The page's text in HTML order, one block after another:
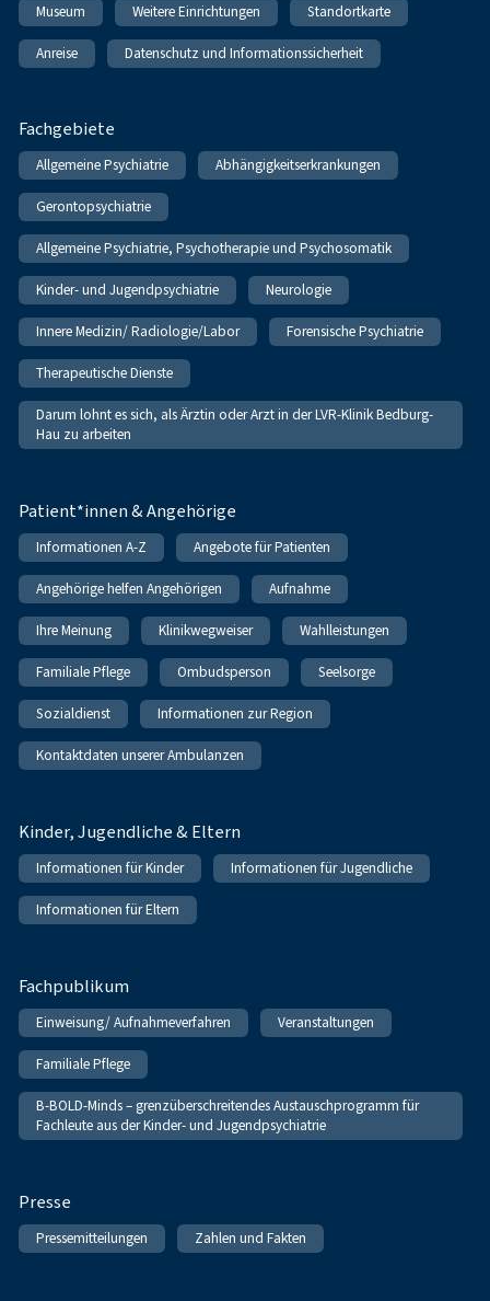
Museum Weitere Einrichtungen Standortkarte
Anreise Datenschutz und Informationssicherheit
Fachgebiete
Allgemeine Psychiatrie Abhängigkeitserkrankungen
Gerontopsychiatrie
Allgemeine Psychiatrie, Psychotherapie und Psychosomatik
Kinder- und Jugendpsychiatrie Neurologie
Innere Medizin/ Radiologie/Labor Forensische Psychiatrie
Therapeutische Dienste
Darum lohnt es sich, als Ärztin oder Arzt in der LVR-Klinik Bedburg-
Hau zu arbeiten
Patient*innen & Angehörige
Informationen A-Z Angebote für Patienten
Angehörige helfen Angehörigen Aufnahme
Ihre Meinung Klinikwegweiser Wahlleistungen
Familiale Pflege Ombudsperson Seelsorge
Sozialdienst Informationen zur Region
Kontaktdaten unserer Ambulanzen
Kinder, Jugendliche & Eltern
Informationen für Kinder Informationen für Jugendliche
Informationen für Eltern
Fachpublikum
Einweisung/ Aufnahmeverfahren Veranstaltungen
Familiale Pflege
B-BOLD-Minds – grenzüberschreitendes Austauschprogramm für
Fachleute aus der Kinder- und Jugendpsychiatrie
Presse
Pressemitteilungen Zahlen und Fakten